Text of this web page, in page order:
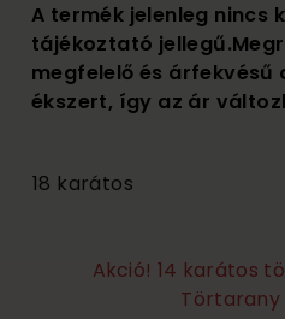
A termék jelenleg nincs
tájékoztató
megfelelő és árfekvésű
ékszert, így az ár
18 karátos
Akció! 14 karátos
Törtarany